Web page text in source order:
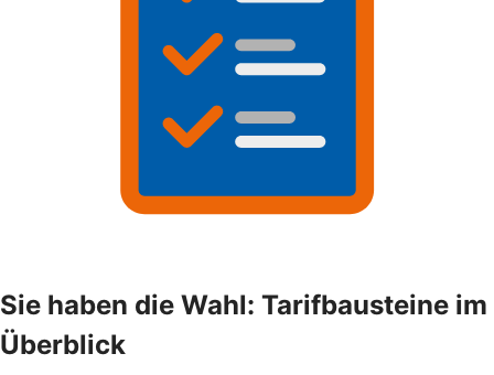
Sie haben die Wahl: Tarifbausteine im
Überblick